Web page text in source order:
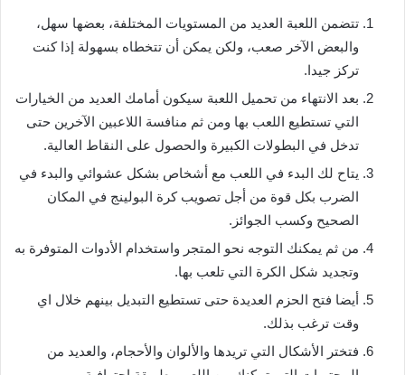
تتضمن اللعبة العديد من المستويات المختلفة، بعضها سهل،
والبعض الآخر صعب، ولكن يمكن أن تتخطاه بسهولة إذا كنت
تركز جيدا.
بعد الانتهاء من تحميل اللعبة سيكون أمامك العديد من الخيارات
التي تستطيع اللعب بها ومن ثم منافسة اللاعبين الآخرين حتى
تدخل في البطولات الكبيرة والحصول على النقاط العالية.
يتاح لك البدء في اللعب مع أشخاص بشكل عشوائي والبدء في
الضرب بكل قوة من أجل تصويب كرة البولينج في المكان
الصحيح وكسب الجوائز.
من ثم يمكنك التوجه نحو المتجر واستخدام الأدوات المتوفرة به
وتجديد شكل الكرة التي تلعب بها.
أيضا فتح الحزم العديدة حتى تستطيع التبديل بينهم خلال اي
وقت ترغب بذلك.
فتختر الأشكال التي تريدها والألوان والأحجام، والعديد من